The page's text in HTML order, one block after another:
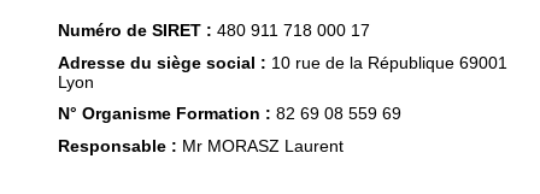
Numéro de SIRET : 480 911 718 000 17
Adresse du siège social : 10 rue de la République 69001
Lyon
N° Organisme Formation : 82 69 08 559 69
Responsable : Mr MORASZ Laurent